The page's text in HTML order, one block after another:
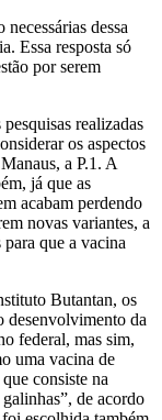
dessa
Essa resposta só
por serem
realizadas
os aspectos
a P.1. A
já que as
acabam perdendo
novas variantes, a
que a vacina
Butantan, os
desenvolvimento da
federal, mas sim,
uma vacina de
consiste na
”, de acordo